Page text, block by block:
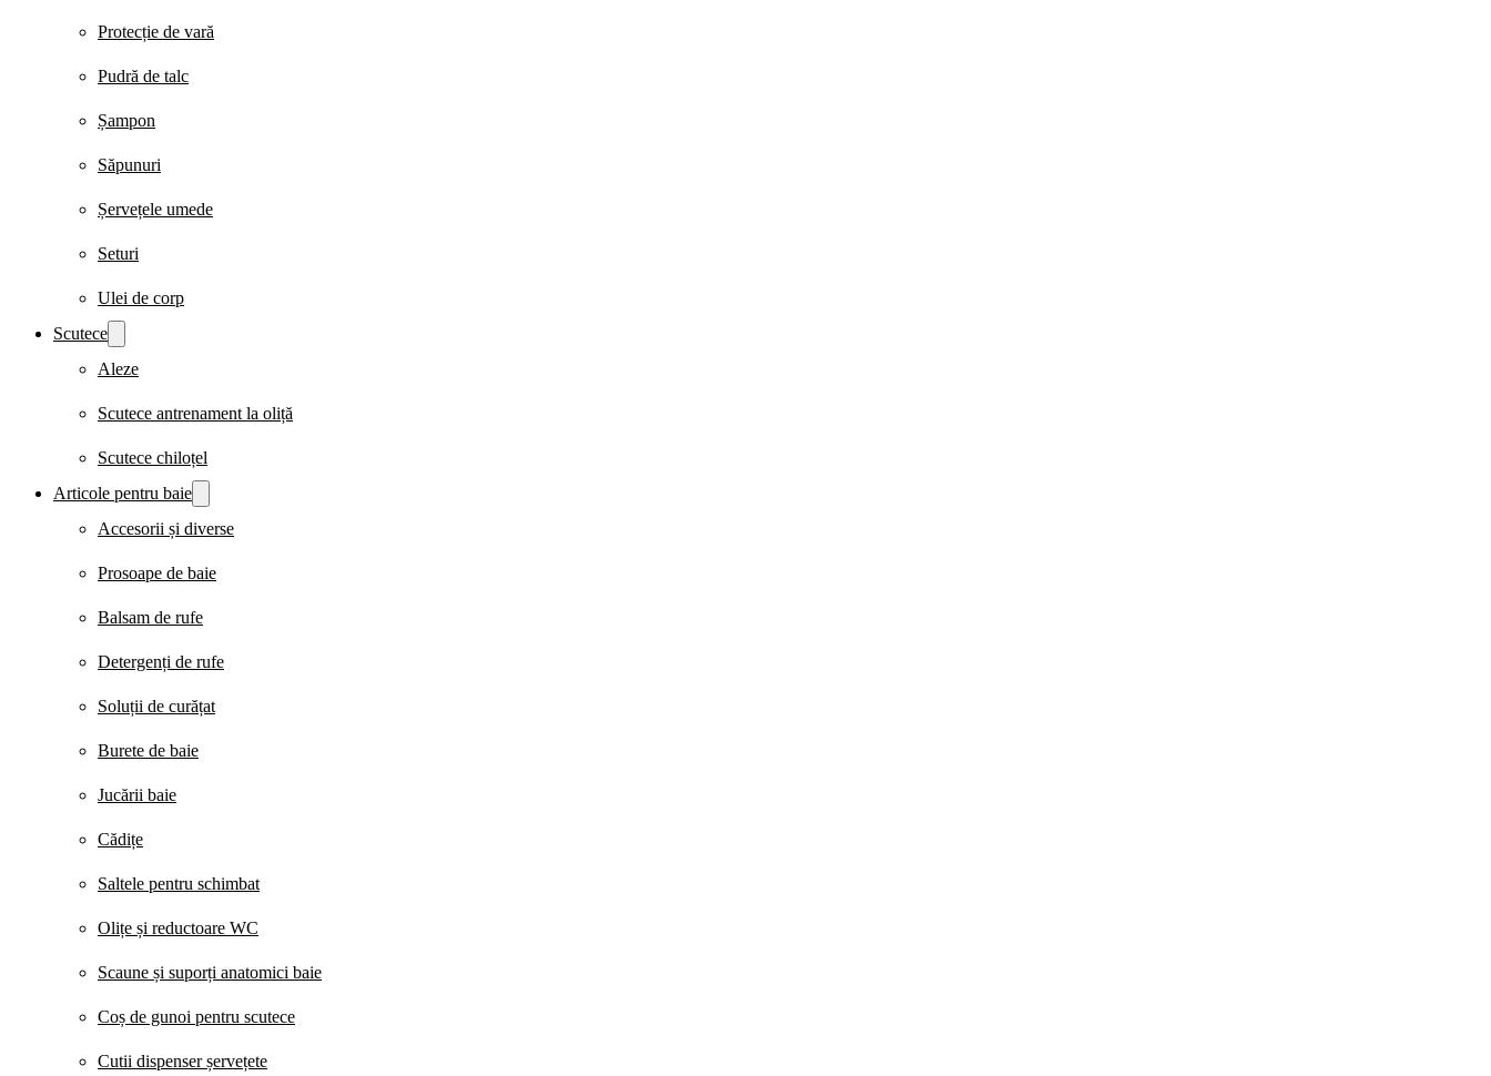
Protecție de vară
Pudră de talc
Șampon
Săpunuri
Șervețele umede
Seturi
Ulei de corp
Scutece
Aleze
Scutece antrenament la oliță
Scutece chiloțel
Articole pentru baie
Accesorii și diverse
Prosoape de baie
Balsam de rufe
Detergenți de rufe
Soluții de curățat
Burete de baie
Jucării baie
Cădițe
Saltele pentru schimbat
Olițe și reductoare WC
Scaune și suporți anatomici baie
Coș de gunoi pentru scutece
Cutii dispenser șervețete